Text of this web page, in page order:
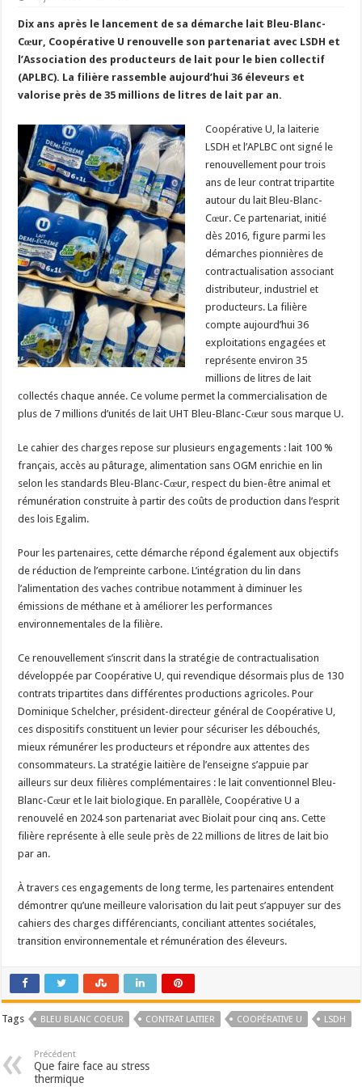
Un été fructueux pour Lactalis
Dix ans après le lancement de sa démarche lait Bleu-Blanc-
Cœur, Coopérative U renouvelle son partenariat avec LSDH et
l’Association des producteurs de lait pour le bien collectif
(APLBC). La filière rassemble aujourd’hui 36 éleveurs et
valorise près de 35 millions de litres de lait par an.
Coopérative U, la laiterie
LSDH et l’APLBC ont signé le
renouvellement pour trois
ans de leur contrat tripartite
autour du lait Bleu-Blanc-
Cœur. Ce partenariat, initié
dès 2016, figure parmi les
démarches pionnières de
contractualisation associant
distributeur, industriel et
producteurs. La filière
compte aujourd’hui 36
exploitations engagées et
représente environ 35
millions de litres de lait
collectés chaque année. Ce volume permet la commercialisation de
plus de 7 millions d’unités de lait UHT Bleu-Blanc-Cœur sous marque U.
Le cahier des charges repose sur plusieurs engagements : lait 100 %
français, accès au pâturage, alimentation sans OGM enrichie en lin
selon les standards Bleu-Blanc-Cœur, respect du bien-être animal et
rémunération construite à partir des coûts de production dans l’esprit
des lois Egalim.
Pour les partenaires, cette démarche répond également aux objectifs
de réduction de l’empreinte carbone. L’intégration du lin dans
l’alimentation des vaches contribue notamment à diminuer les
émissions de méthane et à améliorer les performances
environnementales de la filière.
Ce renouvellement s’inscrit dans la stratégie de contractualisation
développée par Coopérative U, qui revendique désormais plus de 130
contrats tripartites dans différentes productions agricoles. Pour
Dominique Schelcher, président-directeur général de Coopérative U,
ces dispositifs constituent un levier pour sécuriser les débouchés,
mieux rémunérer les producteurs et répondre aux attentes des
consommateurs. La stratégie laitière de l’enseigne s’appuie par
ailleurs sur deux filières complémentaires : le lait conventionnel Bleu-
Blanc-Cœur et le lait biologique. En parallèle, Coopérative U a
renouvelé en 2024 son partenariat avec Biolait pour cinq ans. Cette
filière représente à elle seule près de 22 millions de litres de lait bio
par an.
À travers ces engagements de long terme, les partenaires entendent
démontrer qu’une meilleure valorisation du lait peut s’appuyer sur des
cahiers des charges différenciants, conciliant attentes sociétales,
transition environnementale et rémunération des éleveurs.
Tags BLEU BLANC COEUR CONTRAT LAITIER COOPÉRATIVE U LSDH
Précédent
Que faire face au stress
thermique